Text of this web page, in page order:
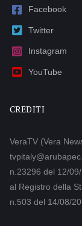
Facebook
Twitter
Instagram
YouTube
CREDITI
VeraTV (Vera
n.23296 del 12/
al Registro della
n.503 del 14/08/